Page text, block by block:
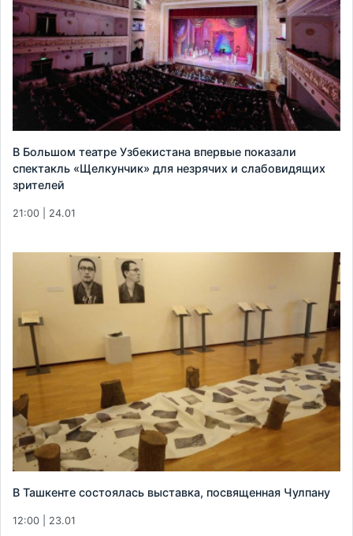
В Большом театре Узбекистана впервые показали
спектакль «Щелкунчик» для незрячих и слабовидящих
зрителей
21:00 | 24.01
В Ташкенте состоялась выставка, посвященная Чулпану
12:00 | 23.01